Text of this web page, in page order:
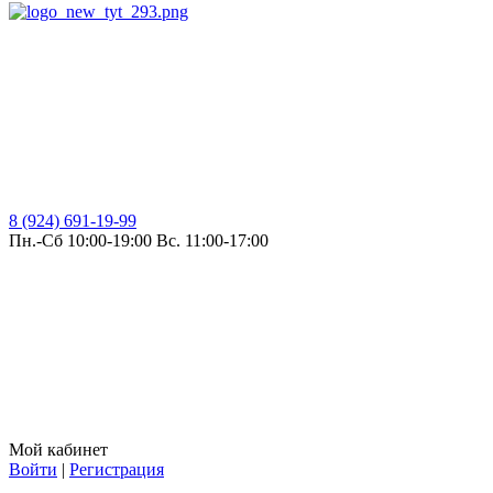
8 (924) 691-19-99
Пн.-Сб 10:00-19:00 Вс. 11:00-17:00
Мой кабинет
Войти | Регистрация